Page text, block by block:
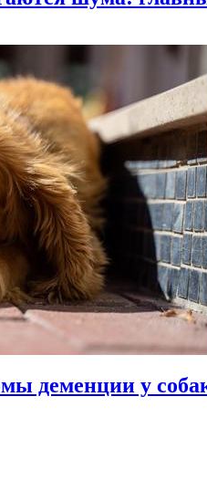
деменции у